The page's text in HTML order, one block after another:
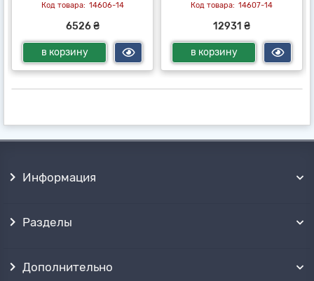
14606-14
6526 ₴
в корзину
14607-14
12931 ₴
в корзину
Информация
Разделы
Дополнительно